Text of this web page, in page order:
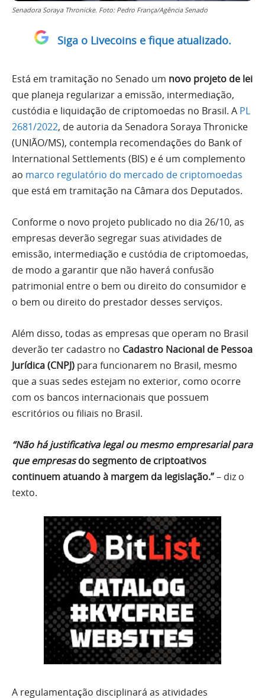
Senadora Soraya Thronicke. Foto: Pedro França/Agência Senado
Siga o Livecoins e fique atualizado.
Está em tramitação no Senado um novo projeto de lei
que planeja regularizar a emissão, intermediação,
custódia e liquidação de criptomoedas no Brasil. A PL
2681/2022, de autoria da Senadora Soraya Thronicke
(UNIÃO/MS), contempla recomendações do Bank of
International Settlements (BIS) e é um complemento
ao marco regulatório do mercado de criptomoedas
que está em tramitação na Câmara dos Deputados.
Conforme o novo projeto publicado no dia 26/10, as
empresas deverão segregar suas atividades de
emissão, intermediação e custódia de criptomoedas,
de modo a garantir que não haverá confusão
patrimonial entre o bem ou direito do consumidor e
o bem ou direito do prestador desses serviços.
Além disso, todas as empresas que operam no Brasil
deverão ter cadastro no Cadastro Nacional de Pessoa
Jurídica (CNPJ) para funcionarem no Brasil, mesmo
que a suas sedes estejam no exterior, como ocorre
com os bancos internacionais que possuem
escritórios ou filiais no Brasil.
“Não há justificativa legal ou mesmo empresarial para
que empresasdo segmento de criptoativos
continuem atuando à margem da legislação.”– diz o
texto.
A regulamentação disciplinará as atividades